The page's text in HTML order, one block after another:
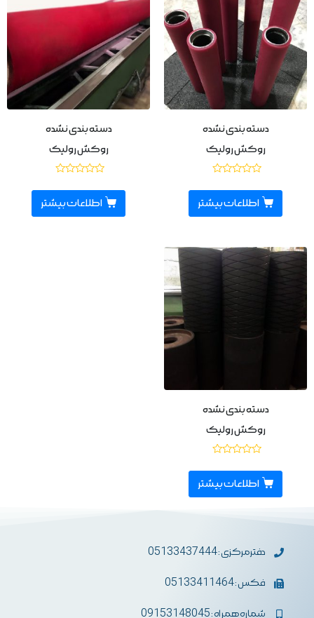
دسته بندی نشده
روکش رولیک
0
از
5اطلاعات بیشتر
دسته بندی نشده
روکش رولیک
0
از
5اطلاعات بیشتر
دسته بندی نشده
روکش رولیک
0
از
5اطلاعات بیشتر
دفترمرکزی : 05133437444
فکس : 05133411464
شماره همراه : 09153148045